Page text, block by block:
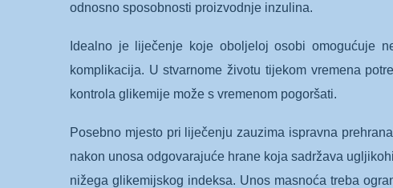
odnosno sposobnosti proizvodnje inzulina.
Idealno je liječenje koje oboljeloj osobi omogućuje
komplikacija. U stvarnome životu tijekom vremena
kontrola glikemije može s vremenom pogoršati.
Posebno mjesto pri liječenju zauzima ispravna
nakon unosa odgovarajuće hrane koja sadržava
nižega glikemijskog indeksa. Unos masnoća treba